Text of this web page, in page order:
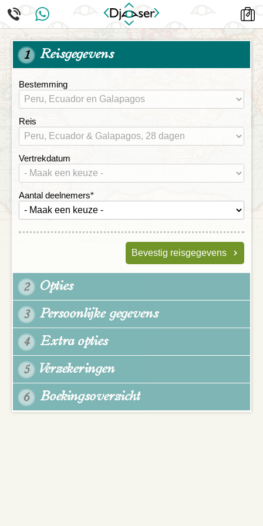
1 Reisgegevens
Bestemming
Reis
Vertrekdatum
Aantal deelnemers*
Bevestig reisgegevens
2 Opties
3 Persoonlijke gegevens
4 Extra opties
5 Verzekeringen
6 Boekingsoverzicht